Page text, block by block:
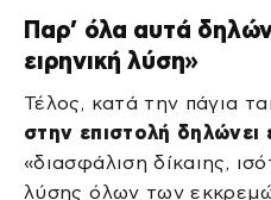
Παρ’ όλα αυτά
ειρηνική λύση»
Τέλος, κατά την πάγια
στην επιστολή δηλώνει
«διασφάλιση δίκαιης,
λύσης όλων των